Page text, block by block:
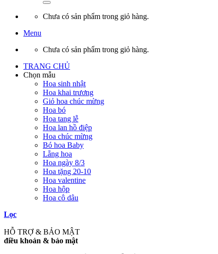
Chưa có sản phẩm trong giỏ hàng.
Menu
Chưa có sản phẩm trong giỏ hàng.
TRANG CHỦ
Chọn mẫu
Hoa sinh nhật
Hoa khai trương
Giỏ hoa chúc mừng
Hoa bó
Hoa tang lễ
Hoa lan hồ điệp
Hoa chúc mừng
Bó hoa Baby
Lẵng hoa
Hoa ngày 8/3
Hoa tặng 20-10
Hoa valentine
Hoa hộp
Hoa cô dâu
Lọc
HỖ TRỢ & BẢO MẬT
điều khoản & bảo mật